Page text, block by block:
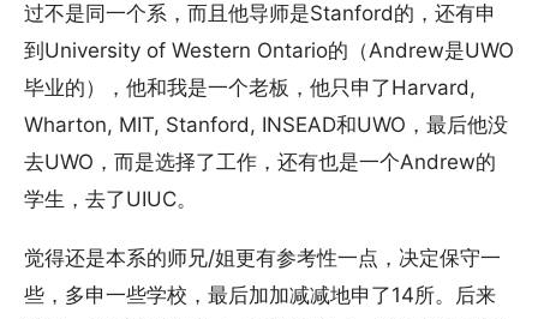
过不是同一个系，而且他导师是Stanford的，还有申
到University of Western Ontario的（Andrew是UWO
毕业的），他和我是一个老板，他只申了Harvard,
Wharton, MIT, Stanford, INSEAD和UWO，最后他没
去UWO，而是选择了工作，还有也是一个Andrew的
学生，去了UIUC。
觉得还是本系的师兄/姐更有参考性一点，决定保守一
些，多申一些学校，最后加加减减地申了14所。后来